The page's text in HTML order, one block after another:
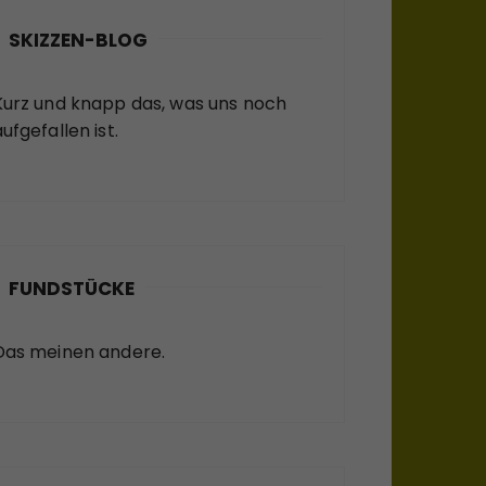
SKIZZEN-BLOG
und knapp das, was uns noch
ist.
FUNDSTÜCKE
meinen andere.